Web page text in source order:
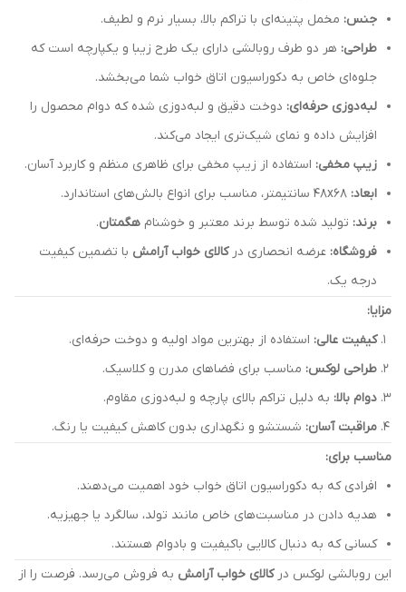
جنس: مخمل پتینه‌ای با تراکم بالا، بسیار نرم و لطیف.
طراحی: هر دو طرف روبالشی دارای یک طرح زیبا و یکپارچه است که
جلوه‌ای خاص به دکوراسیون اتاق خواب شما می‌بخشد.
لبه‌دوزی حرفه‌ای: دوخت دقیق و لبه‌دوزی شده که دوام محصول را
افزایش داده و نمای شیک‌تری ایجاد می‌کند.
زیپ مخفی: استفاده از زیپ مخفی برای ظاهری منظم و کاربرد آسان.
ابعاد:
برند: تولید شده توسط برند معتبر و خوشنام هگمتان.
فروشگاه: عرضه انحصاری درکالای خواب آرامش با تضمین کیفیت
درجه یک.
مزایا:
کیفیت عالی: استفاده از بهترین مواد اولیه و دوخت حرفه‌ای.
طراحی لوکس: مناسب برای فضاهای مدرن و کلاسیک.
دوام بالا: به دلیل تراکم بالای پارچه و لبه‌دوزی مقاوم.
مراقبت آسان: شستشو و نگهداری بدون کاهش کیفیت یا رنگ.
مناسب برای:
افرادی که به دکوراسیون اتاق خواب خود اهمیت می‌دهند.
هدیه دادن در مناسبت‌های خاص مانند تولد، سالگرد یا جهیزیه.
کسانی که به دنبال کالایی باکیفیت و بادوام هستند.
این روبالشی لوکس درکالای خواب آرامش به فروش می‌رسد. فرصت را از